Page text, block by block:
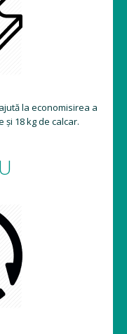
la economisirea a
și 18 kg de calcar.